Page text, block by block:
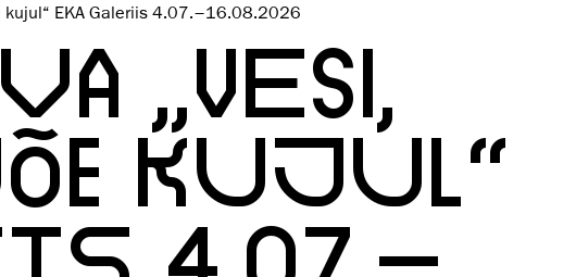
kujul“ EKA Galeriis 4.07.–16.08.2026
„VESI,
KUJUL“